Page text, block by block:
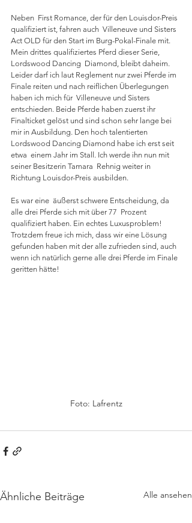
Neben  First Romance, der für den Louisdor-Preis
qualifiziert ist, fahren auch  Villeneuve und Sisters
Act OLD für den Start im Burg-Pokal-Finale mit.
Mein drittes qualifiziertes Pferd dieser Serie,
Lordswood Dancing  Diamond, bleibt daheim.
Leider darf ich laut Reglement nur zwei Pferde im
Finale reiten und nach reiflichen Überlegungen
haben ich mich für  Villeneuve und Sisters
entschieden. Beide Pferde haben zuerst ihr
Finalticket gelöst und sind schon sehr lange bei
mir in Ausbildung. Den hoch talentierten
Lordswood Dancing Diamond habe ich erst seit
etwa  einem Jahr im Stall. Ich werde ihn nun mit
seiner Besitzerin Tamara  Rehnig weiter in
Richtung Louisdor-Preis ausbilden.
Es war eine  äußerst schwere Entscheidung, da
alle drei Pferde sich mit über 77  Prozent
qualifiziert haben. Ein echtes Luxusproblem!
Trotzdem freue ich mich, dass wir eine Lösung
gefunden haben mit der alle zufrieden sind, auch
wenn ich natürlich gerne alle drei Pferde im Finale
geritten hätte!
Foto: Lafrentz
Ähnliche Beiträge Alle ansehen